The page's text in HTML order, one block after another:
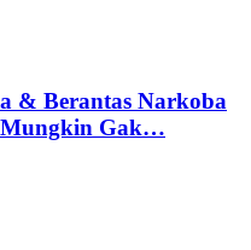
& Berantas Narkoba
Gak…